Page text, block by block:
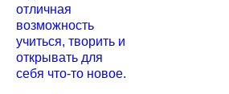
отличная
возможность
учиться, творить и
открывать для
себя что-то новое.